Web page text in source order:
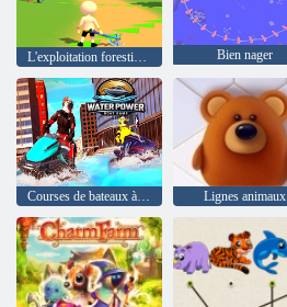
Bien nager
Courses de bateaux à moteur Lignes animaux